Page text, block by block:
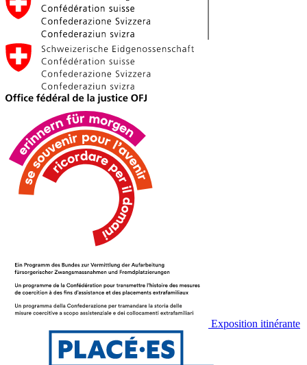
Exposition itinérante